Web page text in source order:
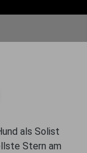
als Solist
Stern am